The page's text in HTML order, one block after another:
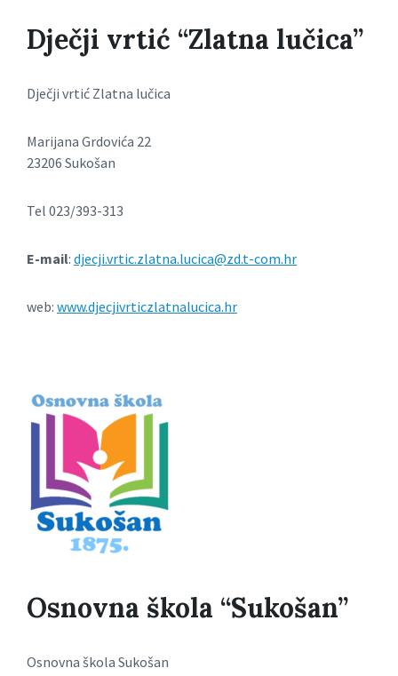
Dječji vrtić “Zlatna lučica”
Dječji vrtić Zlatna lučica
Marijana Grdovića 22
23206 Sukošan
Tel 023/393-313
E-mail: djecji.vrtic.zlatna.lucica@zd.t-com.hr
web: www.djecjivrticzlatnalucica.hr
Osnovna škola “Sukošan”
Osnovna škola Sukošan